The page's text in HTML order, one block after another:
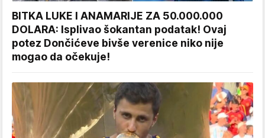
BITKA LUKE I ANAMARIJE ZA 50.000.000
DOLARA: Isplivao šokantan podatak! Ovaj
potez Dončićeve bivše verenice niko nije
mogao da očekuje!